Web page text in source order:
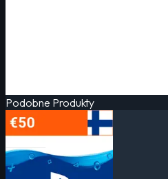
Podobne Produkty